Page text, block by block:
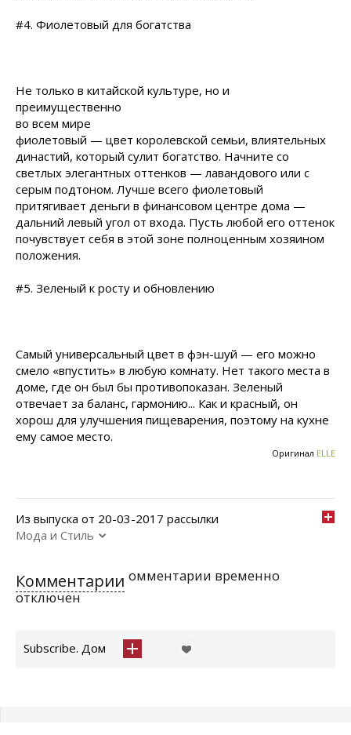
#4. Фиолетовый для богатства
Не только в китайской культуре, но и
преимущественно
во всем мире
фиолетовый — цвет королевской семьи, влиятельных
династий, который сулит богатство. Начните со
светлых элегантных оттенков — лавандового или с
серым подтоном. Лучше всего фиолетовый
притягивает деньги в финансовом центре дома —
дальний левый угол от входа. Пусть любой его оттенок
почувствует себя в этой зоне полноценным хозяином
положения.
#5. Зеленый к росту и обновлению
Самый универсальный цвет в фэн-шуй — его можно
смело «впустить» в любую комнату. Нет такого места в
доме, где он был бы противопоказан. Зеленый
отвечает за баланс, гармонию... Как и красный, он
хорош для улучшения пищеварения, поэтому на кухне
ему самое место.
Оригинал ELLE
Из выпуска от 20-03-2017 рассылки
Мода и Стиль
Комментарии омментарии временно
отключен
Subscribe. Дом